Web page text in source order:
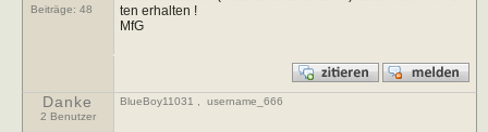
Beiträge: 48
ten erhalten !
MfG
Danke
2 Benutzer
BlueBoy11031 username_666